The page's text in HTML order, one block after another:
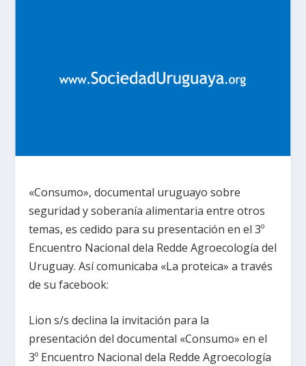
«Consumo», documental uruguayo sobre
seguridad y soberanía alimentaria entre otros
temas, es cedido para su presentación en el 3º
Encuentro Nacional dela Redde Agroecología del
Uruguay. Así comunicaba «La proteica» a través
de su facebook:
Lion s/s declina la invitación para la
presentación del documental «Consumo» en el
3º Encuentro Nacional dela Redde Agroecología